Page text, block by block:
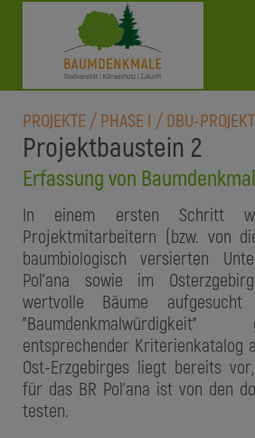
PROJEKTE / PHASE I / DBU-
Projektbaustein 2
Erfassung von
In einem ersten Schritt
Projektmitarbeitern (bzw. von
baumbiologisch versierten
Pol'ana sowie im
wertvolle Bäume
entsprechender Kriterienkatalog
Ost-Erzgebirges liegt bereits
für das BR Pol'ana ist von den
testen.